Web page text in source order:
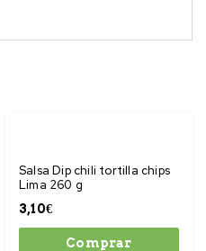
Salsa Dip chili tortilla chips
Lima 260 g
3,10€
Comprar